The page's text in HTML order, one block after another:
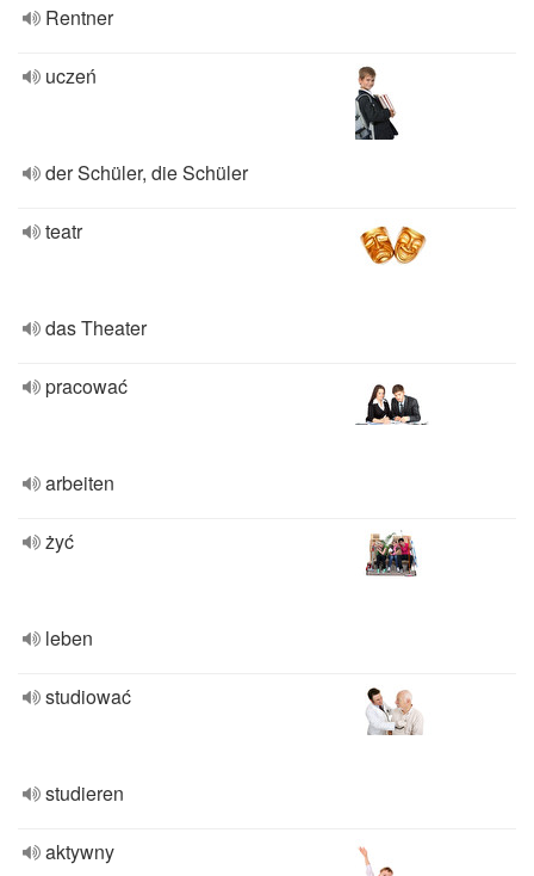
Rentner
uczeń
der Schüler, die Schüler
teatr
das Theater
pracować
arbeiten
żyć
leben
studiować
studieren
aktywny